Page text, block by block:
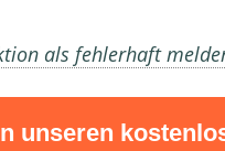
als fehlerhaft
unseren